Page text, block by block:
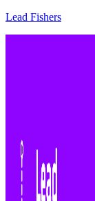
Lead Fishers